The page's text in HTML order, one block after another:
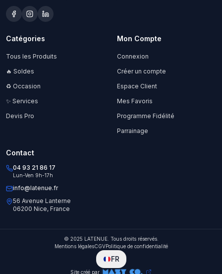
Catégories
Tous les Produits
🔥 Soldes
♻️ Occasion
✨ Services
Devis Pro
Mon Compte
Connexion
Créer un compte
Espace Client
Mes Favoris
Programme Fidélité
Parrainage
Contact
04 93 21 86 17
Lun-Ven 9h-17h
info@latenue.fr
56 Avenue Lanterne
06200 Nice, France
© 2025 LATENUE. Tous droits réservés.
Mentions légalesCGVPolitique de confidentialité
FR
Site créé par